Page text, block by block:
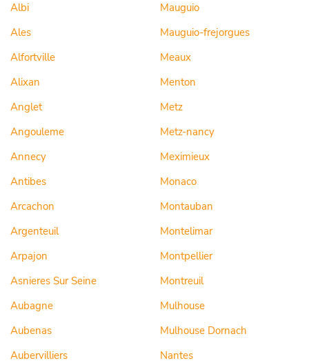
Albi
Ales
Alfortville
Alixan
Anglet
Angouleme
Annecy
Antibes
Arcachon
Argenteuil
Arpajon
Asnieres Sur Seine
Aubagne
Aubenas
Aubervilliers
Mauguio
Mauguio-frejorgues
Meaux
Menton
Metz
Metz-nancy
Meximieux
Monaco
Montauban
Montelimar
Montpellier
Montreuil
Mulhouse
Mulhouse Dornach
Nantes